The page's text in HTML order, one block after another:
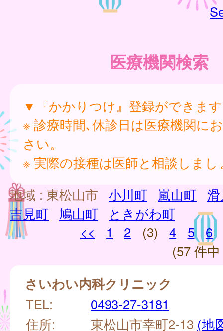
医療機関検索
▼『かかりつけ』登録ができま
※ 診療時間､休診日は医療機関に
さい。
※ 実際の接種は医師と相談しまし
地域 : 東松山市 小川町 嵐山町
吉見町
鳩山町
ときがわ町
<<
1 2 (3) 4 5
6
(57 件
さいわい内科クリニック
TEL:
0493-27-3181
住所:
東松山市幸町2-13 (地